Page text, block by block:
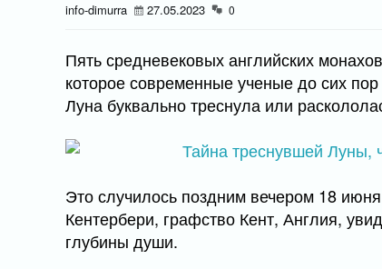
info-dimurra 27.05.2023 0
Пять средневековых английских
которое современные ученые до сих
Луна буквально треснула или
Это случилось поздним вечером 18
Кентербери, графство Кент, Англия,
глубины души.